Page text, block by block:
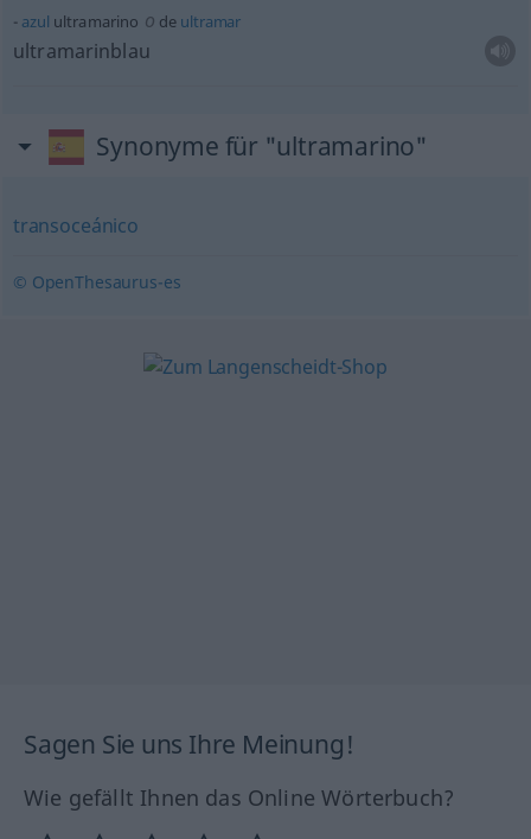
azul ultramarino o de ultramar
ultramarinblau
Synonyme für "ultramarino"
transoceánico
© OpenThesaurus-es
Sagen Sie uns Ihre Meinung!
Wie gefällt Ihnen das Online Wörterbuch?